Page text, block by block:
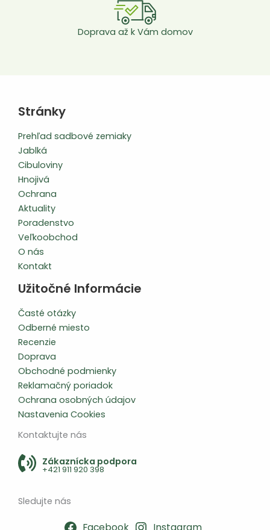
Doprava až k Vám domov
Stránky
Prehľad sadbové zemiaky
Jablká
Cibuloviny
Hnojivá
Ochrana
Aktuality
Poradenstvo
Veľkoobchod
O nás
Kontakt
Užitočné Informácie
Časté otázky
Odberné miesto
Recenzie
Doprava
Obchodné podmienky
Reklamačný poriadok
Ochrana osobných údajov
Nastavenia Cookies
Kontaktujte nás
Zákaznícka podpora
+421 911 920 398
Sledujte nás
Facebook Instagram